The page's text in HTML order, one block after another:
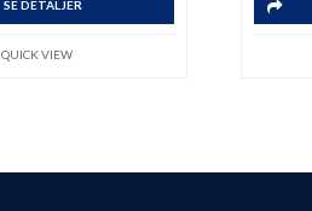
SE DETALJER
QUICK VIEW